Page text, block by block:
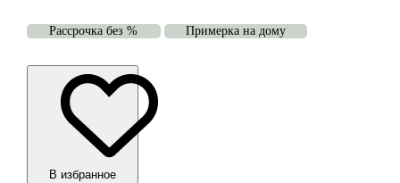
Рассрочка без % Примерка на дому
В избранноe